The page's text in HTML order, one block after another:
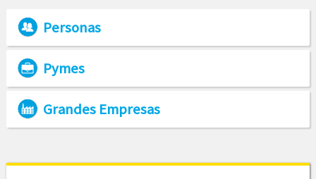
Personas
Pymes
Grandes Empresas